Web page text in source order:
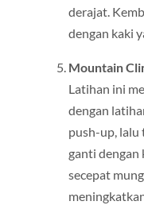
derajat.
dengan kaki
Mountain
Latihan ini
dengan
push-up, lalu
ganti dengan
secepat